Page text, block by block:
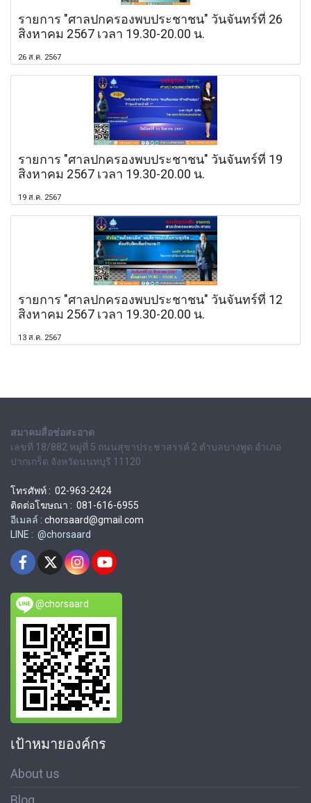
รายการ "ศาลปกครองพบประชาชน" วันจันทร์ที่ 26
สิงหาคม 2567 เวลา 19.30-20.00 น.
26 ส.ค. 2567
รายการ "ศาลปกครองพบประชาชน" วันจันทร์ที่ 19
สิงหาคม 2567 เวลา 19.30-20.00 น.
19 ส.ค. 2567
รายการ "ศาลปกครองพบประชาชน" วันจันทร์ที่ 12
สิงหาคม 2567 เวลา 19.30-20.00 น.
13 ส.ค. 2567
สมาคมสื่อช่อสะอาด
เลขที่ 18/882 หมู่ที่ 5 ถนนสุขาประชาสรรค์ 2 ตำบลบางพูด อำเภอ
ปากเกร็ด จังหวัดนนทบุรี 11120
โทรศัพท์ : 02-963-2424
ติดต่อโฆษณา : 081-616-6955
อีเมลล์ : chorsaard@gmail.com
LINE : @chorsaard
@chorsaard
เป้าหมายองค์กร
About us
Blog